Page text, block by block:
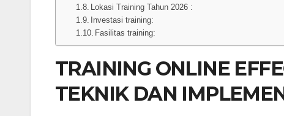
Lokasi Training Tahun 2026 :
Investasi training:
Fasilitas training:
TRAINING ONLINE
TEKNIK DAN